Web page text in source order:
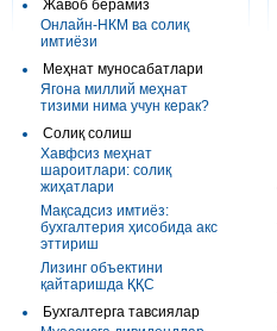
Жавоб берамиз
Онлайн-НКМ ва солиқ
имтиёзи
Меҳнат муносабатлари
Ягона миллий меҳнат
тизими нима учун керак?
Солиқ солиш
Хавфсиз меҳнат
шароитлари: солиқ
жиҳатлари
Мақсадсиз имтиёз:
бухгалтерия ҳисобида акс
эттириш
Лизинг объектини
қайтаришда ҚҚС
Бухгалтерга тавсиялар